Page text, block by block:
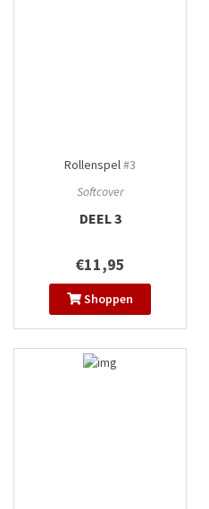
Rollenspel#3
Softcover
DEEL 3
€11,95
Shoppen